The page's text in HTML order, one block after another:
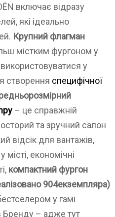
включає відразу
які ідеально
Крупний флагман
містким фургоном у
у
створення специфічної
– це справжній
та зручний салон
відсік для вантажів,
економічні
компактний фургон
904екземпляра)
у гамі
Бренду – адже тут